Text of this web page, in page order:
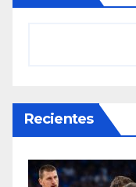
Recientes